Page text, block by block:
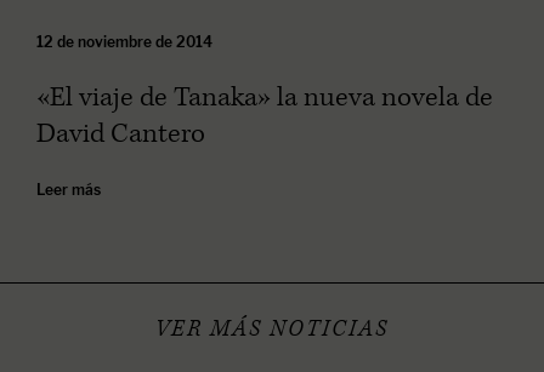
12 de noviembre de 2014
«El viaje de Tanaka» la nueva novela de
David Cantero
Leer más
VER MÁS NOTICIAS